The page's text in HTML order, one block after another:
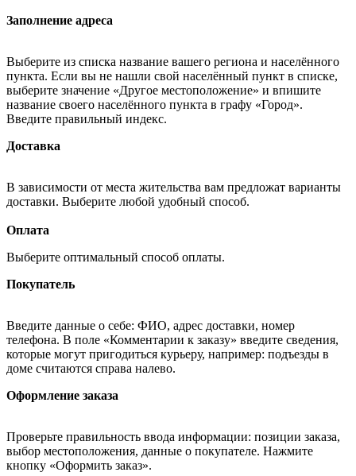
Заполнение адреса
Выберите из списка название вашего региона и населённого
пункта. Если вы не нашли свой населённый пункт в списке,
выберите значение «Другое местоположение» и впишите
название своего населённого пункта в графу «Город».
Введите правильный индекс.
Доставка
В зависимости от места жительства вам предложат варианты
доставки. Выберите любой удобный способ.
Оплата
Выберите оптимальный способ оплаты.
Покупатель
Введите данные о себе: ФИО, адрес доставки, номер
телефона. В поле «Комментарии к заказу» введите сведения,
которые могут пригодиться курьеру, например: подъезды в
доме считаются справа налево.
Оформление заказа
Проверьте правильность ввода информации: позиции заказа,
выбор местоположения, данные о покупателе. Нажмите
кнопку «Оформить заказ».